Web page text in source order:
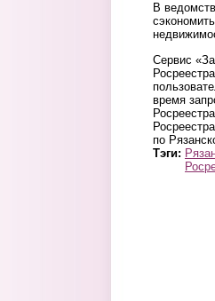
В
Сервис
время
по
Тэги: